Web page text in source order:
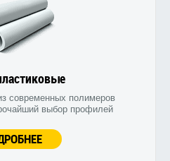
современных полимеров
выбор профилей